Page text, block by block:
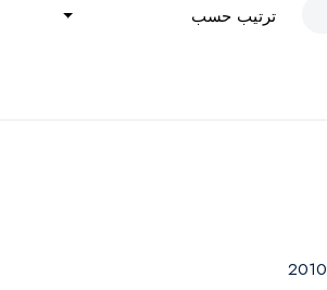
ترتيب حسب